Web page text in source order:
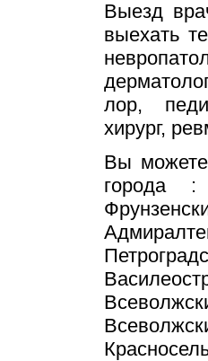
Выезд
выехать
лор,
хирург,
Вы
города :